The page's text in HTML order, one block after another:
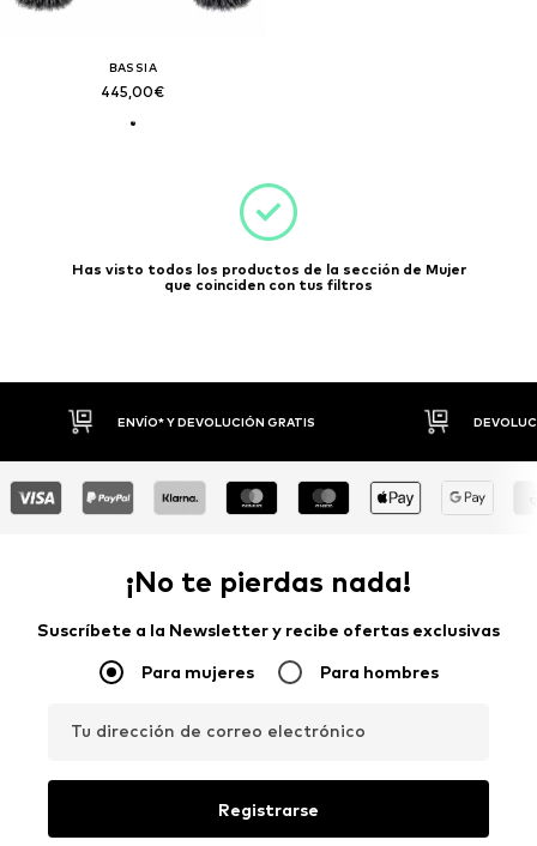
BASSIA
445,00€
Has visto todos los productos de la sección de Mujer
que coinciden con tus filtros
ENVÍO* Y DEVOLUCIÓN GRATIS
¡No te pierdas nada!
Suscríbete a la Newsletter y recibe ofertas exclusivas
Para mujeres Para hombres
Tu dirección de correo electrónico
Registrarse